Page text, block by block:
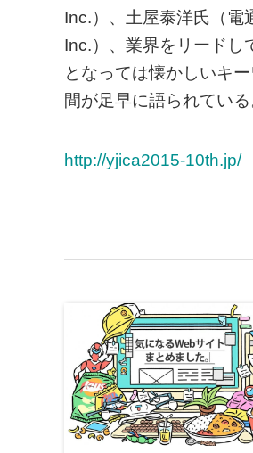
Inc.）、土屋泰洋氏（電
Inc.）、業界をリードし
となっては懐かしいキ
間が足早に語られている
http://yjica2015-10th.jp/